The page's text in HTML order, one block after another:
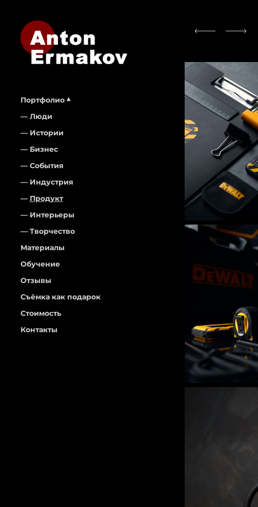
Портфолио
Люди
Истории
Бизнес
События
Индустрия
Продукт
Интерьеры
Творчество
Материалы
Обучение
Отзывы
Съёмка как подарок
Стоимость
Контакты